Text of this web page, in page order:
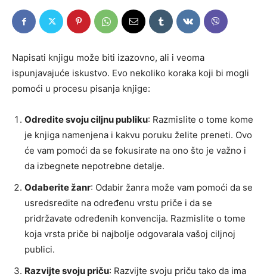
Napisati knjigu može biti izazovno, ali i veoma
ispunjavajuće iskustvo. Evo nekoliko koraka koji bi mogli
pomoći u procesu pisanja knjige:
Odredite svoju ciljnu publiku: Razmislite o tome kome
je knjiga namenjena i kakvu poruku želite preneti. Ovo
će vam pomoći da se fokusirate na ono što je važno i
da izbegnete nepotrebne detalje.
Odaberite žanr: Odabir žanra može vam pomoći da se
usredsredite na određenu vrstu priče i da se
pridržavate određenih konvencija. Razmislite o tome
koja vrsta priče bi najbolje odgovarala vašoj ciljnoj
publici.
Razvijte svoju priču: Razvijte svoju priču tako da ima